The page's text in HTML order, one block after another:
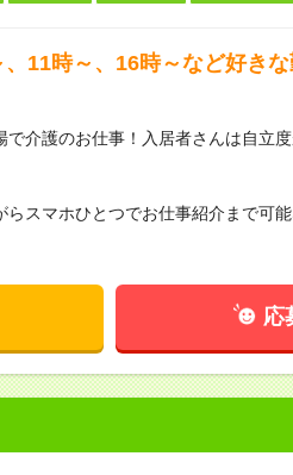
11時～、16時～など好き
介護のお仕事！入居者さんは自立
スマホひとつでお仕事紹介まで可
応